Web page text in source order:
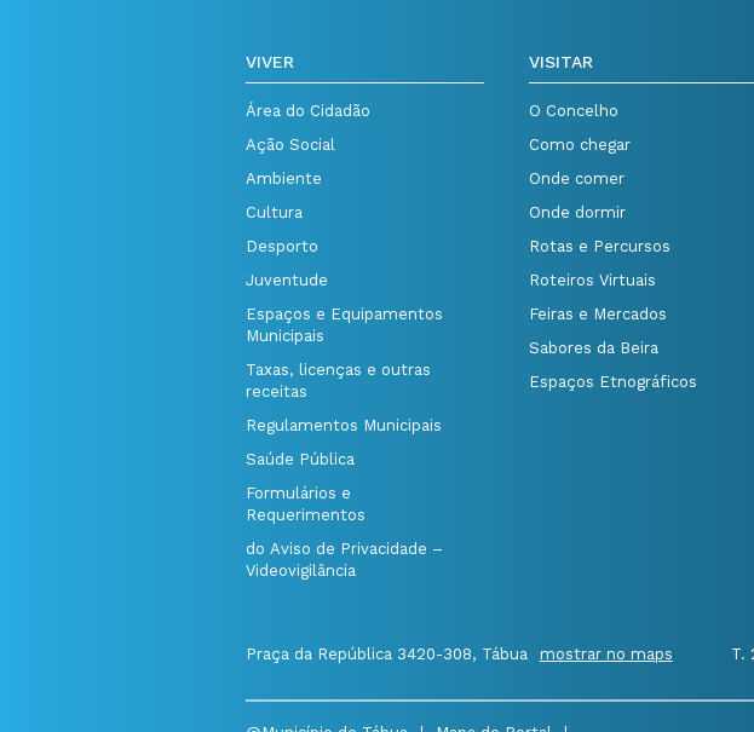
VIVER
Área do Cidadão
Ação Social
Ambiente
Cultura
Desporto
Juventude
Espaços e Equipamentos
Municipais
Taxas, licenças e outras
receitas
Regulamentos Municipais
Saúde Pública
Formulários e
Requerimentos
do Aviso de Privacidade –
Videovigilância
VISITAR
O Concelho
Como chegar
Onde comer
Onde dormir
Rotas e Percursos
Roteiros Virtuais
Feiras e Mercados
Sabores da Beira
Espaços Etnográficos
Praça da República 3420-308, Tábua mostrar no maps T.